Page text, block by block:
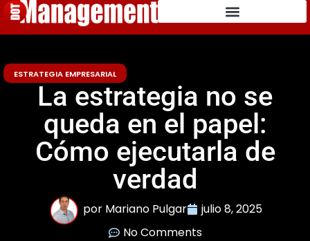
ESTRATEGIA EMPRESARIAL
La estrategia no se
queda en el papel:
Cómo ejecutarla de
verdad
porMariano Pulgar
julio 8, 2025
No Comments